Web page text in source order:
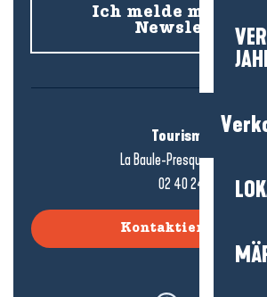
Ich melde mich für
Newsletter an
Tourismusbüro
La Baule-Presqu'île de
02 40 24 34 44
Kontaktieren Sie